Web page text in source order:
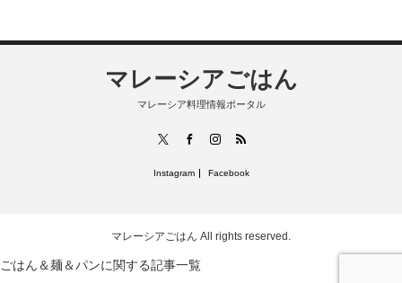
マレーシアごはん
マレーシア料理情報ポータル
FacebookInstagram
RSS
Instagram Facebook
マレーシアごはん All rights reserved.
ごはん＆麺＆パンに関する記事一覧